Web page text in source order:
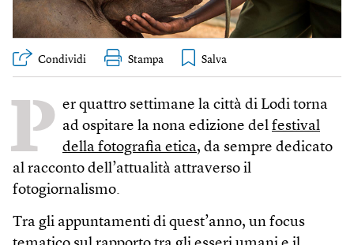
Condividi Stampa
P er quattro settimane la città di Lodi torna
ad ospitare la nona edizione del festival
della fotografia etica, da sempre dedicato
al racconto dell’attualità attraverso il
fotogiornalismo.
Tra gli appuntamenti di quest’anno, un focus